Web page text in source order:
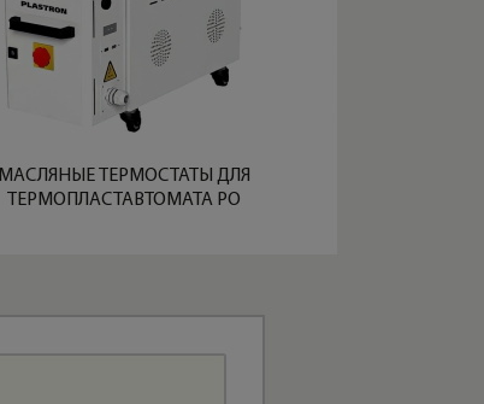
МАСЛЯНЫЕ ТЕРМОСТАТЫ ДЛЯ
ТЕРМОПЛАСТАВТОМАТА PO